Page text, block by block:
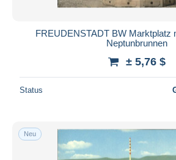
FREUDENSTADT BW Marktplatz
Neptunbrunnen
± 5,76 $
Status
Neu